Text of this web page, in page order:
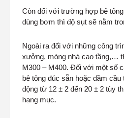
Còn đối với trường hợp bê
dùng bơm thì độ sụt sẽ nằm
Ngoài ra đối với những công
xưởng, móng nhà cao tầng,…
M300 – M400. Đối với một số
bê tông đúc sẵn hoặc dầm
động từ 12 ± 2 đến 20 ± 2 tùy
hạng mục.